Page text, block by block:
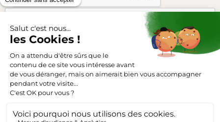
SUIVEZ-NOUS
Mentions légales